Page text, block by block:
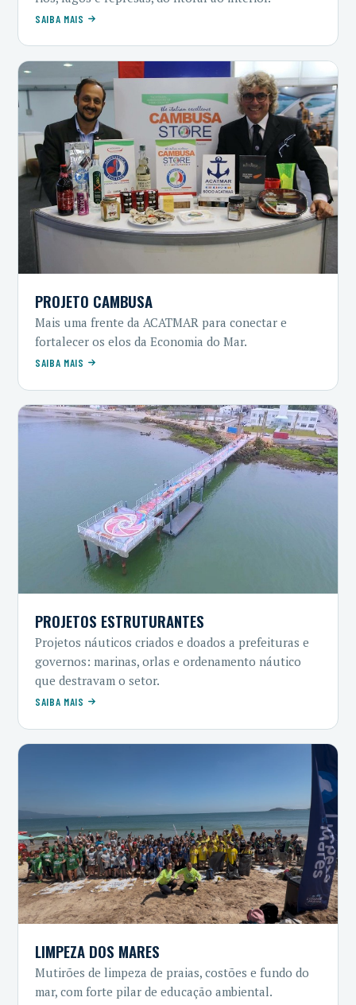
SAIBA MAIS
PROJETO CAMBUSA
Mais uma frente da ACATMAR para conectar e
fortalecer os elos da Economia do Mar.
SAIBA MAIS
PROJETOS ESTRUTURANTES
Projetos náuticos criados e doados a prefeituras e
governos: marinas, orlas e ordenamento náutico
que destravam o setor.
SAIBA MAIS
LIMPEZA DOS MARES
Mutirões de limpeza de praias, costões e fundo do
mar, com forte pilar de educação ambiental.